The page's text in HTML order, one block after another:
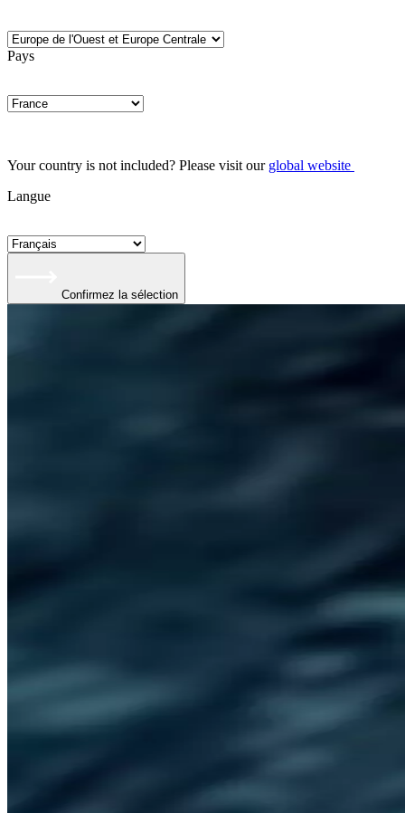
Pays
Your country is not included? Please visit our global website
Langue
Confirmez la sélection